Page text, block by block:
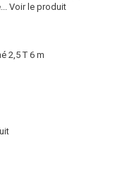
Voir le produit
2,5 T 6 m